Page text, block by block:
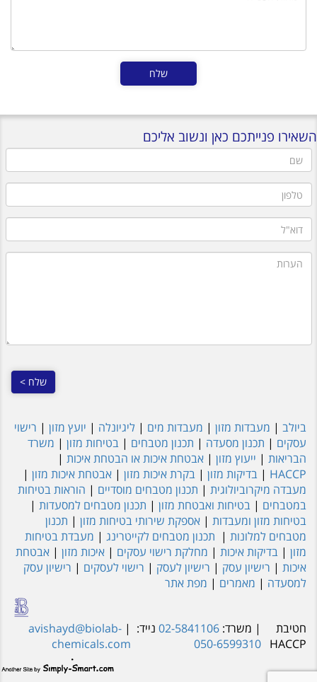
השאירו פנייתכם כאן ונשוב אליכם
שם
טלפון
דוא"ל
הערות
ביולב | מעבדות מזון | מעבדות מים | ליגיונלה | יועץ מזון | רישוי
עסקים | תכנון מסעדה | תכנון מטבחים | בטיחות מזון | משרד
הבריאות | ייעוץ מזון | אבטחת איכות או הבטחת איכות |
HACCP
| בדיקות מזון | בקרת איכות מזון | אבטחת איכות מזון |
מעבדה מיקרוביולוגית | תכנון מטבחים מוסדיים | הוראות בטיחות
במטבחים | בטיחות ואבטחת מזון | תכנון מטבחים למסעדות |
בטיחות מזון ומעבדות | אספקת שירותי בטיחות מזון | תכנון
מטבחים למלונות | תכנון מטבחים לקייטרינג | מעבדת בטיחות
מזון | בדיקות איכות | מחלקת רישוי עסקים | איכות מזון | אבטחת
איכות | רישיון עסק | רישיון לעסק | רישוי לעסקים | רישיון עסק
למסעדה | מאמרים | מפת אתר
חטיבת
HACCP
| משרד: 02-5841106 נייד:
050-6599310
|
avishayd@biolab-
chemicals.com